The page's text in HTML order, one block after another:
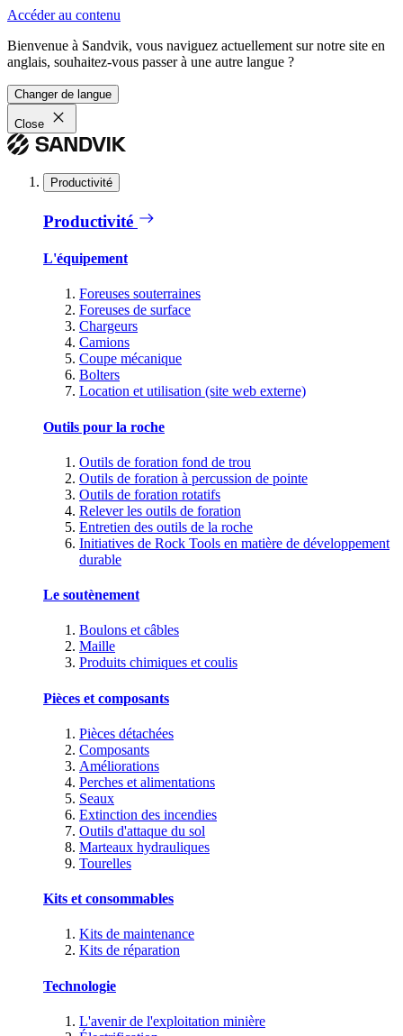
Accéder au contenu
Bienvenue à Sandvik, vous naviguez actuellement sur notre site en
anglais, souhaitez-vous passer à une autre langue ?
Changer de langue
Close
Productivité
Productivité
L'équipement
Foreuses souterraines
Foreuses de surface
Chargeurs
Camions
Coupe mécanique
Bolters
Location et utilisation (site web externe)
Outils pour la roche
Outils de foration fond de trou
Outils de foration à percussion de pointe
Outils de foration rotatifs
Relever les outils de foration
Entretien des outils de la roche
Initiatives de Rock Tools en matière de développement
durable
Le soutènement
Boulons et câbles
Maille
Produits chimiques et coulis
Pièces et composants
Pièces détachées
Composants
Améliorations
Perches et alimentations
Seaux
Extinction des incendies
Outils d'attaque du sol
Marteaux hydrauliques
Tourelles
Kits et consommables
Kits de maintenance
Kits de réparation
Technologie
L'avenir de l'exploitation minière